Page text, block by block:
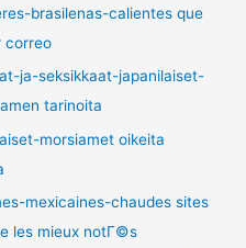
brasilenas-calientes que
correo
ja-seksikkaat-japanilaiset-
tarinoita
morsiamet oikeita
mexicaines-chaudes sites
les mieux notГ©s